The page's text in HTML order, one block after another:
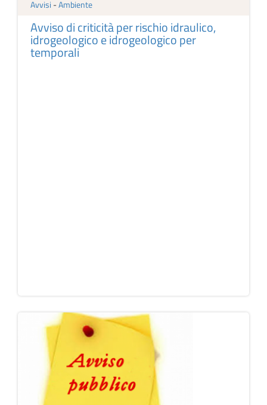
Avvisi -Ambiente
Avviso di criticità per rischio idraulico,
idrogeologico e idrogeologico per
temporali